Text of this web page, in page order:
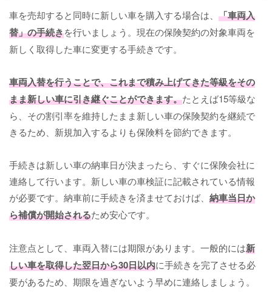
車を売却すると同時に新しい車を購入する場合は、 「車両入
替」の手続きを行いましょう。現在の保険契約の対象車両を
新しく取得した車に変更する手続きです。
車両入替を行うことで、これまで積み上げてきた等級をその
まま新しい車に引き継ぐことができます。たとえば15等級な
ら、その割引率を維持したまま新しい車の保険契約を継続で
きるため、新規加入するよりも保険料を節約できます。
手続きは新しい車の納車日が決まったら、すぐに保険会社に
連絡して行います。新しい車の車検証に記載されている情報
が必要です。納車前に手続きを済ませておけば、 納車当日か
ら補償が開始されるため安心です。
注意点として、車両入替には期限があります。一般的には新
しい車を取得した翌日から30日以内に手続きを完了させる必
要があるため、期限を過ぎないよう早めに連絡しましょう。